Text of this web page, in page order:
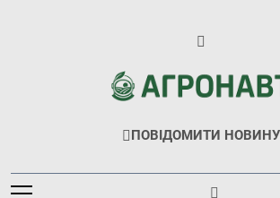
Агронавт
Новини Українського
ПОВІДОМИТИ НОВИНУ